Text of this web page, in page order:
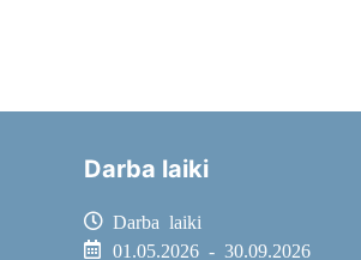
Darba laiki
Darba laiki
01.05.2026 - 30.09.2026